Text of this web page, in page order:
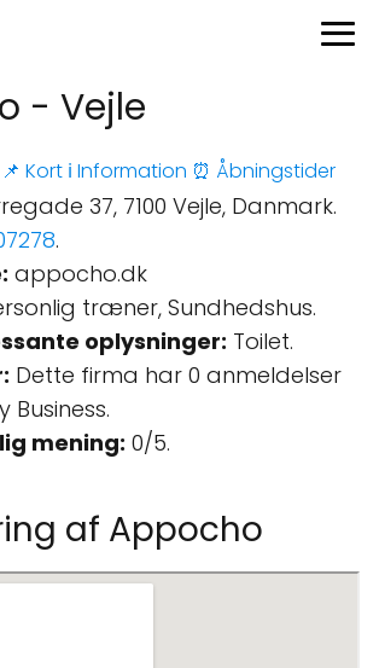
- Vejle
📌 Kort ℹ️ Information ⏰ Åbningstider
37, 7100 Vejle, Danmark.
.
appocho.dk
træner, Sundhedshus.
oplysninger: Toilet.
Dette firma har 0 anmeldelser
Business.
mening: 0/5.
af Appocho